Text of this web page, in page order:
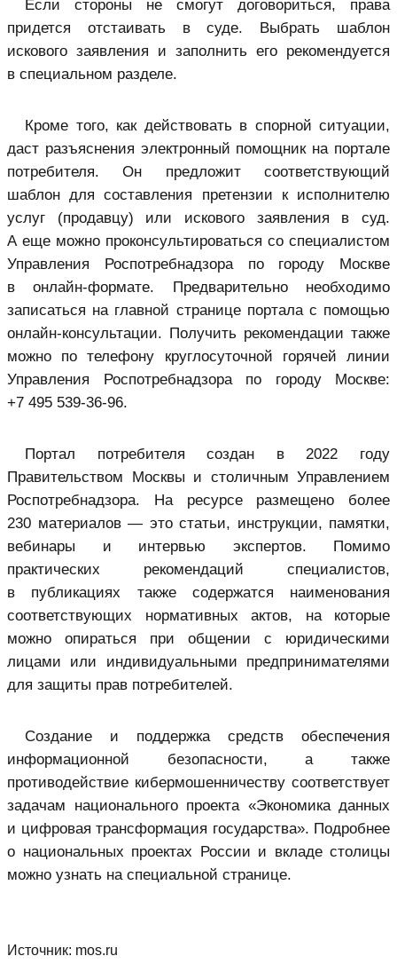
Если стороны не смогут договориться, права
придется отстаивать в суде. Выбрать шаблон
искового заявления и заполнить его рекомендуется
в специальном разделе.
Кроме того, как действовать в спорной ситуации,
даст разъяснения электронный помощник на портале
потребителя. Он предложит соответствующий
шаблон для составления претензии к исполнителю
услуг (продавцу) или искового заявления в суд.
А еще можно проконсультироваться со специалистом
Управления Роспотребнадзора по городу Москве
в онлайн-формате. Предварительно необходимо
записаться на главной странице портала с помощью
онлайн-консультации. Получить рекомендации также
можно по телефону круглосуточной горячей линии
Управления Роспотребнадзора по городу Москве:
+7 495 539⁠-36⁠-96.
Портал потребителя создан в 2022 году
Правительством Москвы и столичным Управлением
Роспотребнадзора. На ресурсе размещено более
230 материалов — это статьи, инструкции, памятки,
вебинары и интервью экспертов. Помимо
практических рекомендаций специалистов,
в публикациях также содержатся наименования
соответствующих нормативных актов, на которые
можно опираться при общении с юридическими
лицами или индивидуальными предпринимателями
для защиты прав потребителей.
Создание и поддержка средств обеспечения
информационной безопасности, а также
противодействие кибермошенничеству соответствует
задачам национального проекта «Экономика данных
и цифровая трансформация государства». Подробнее
о национальных проектах России и вкладе столицы
можно узнать на специальной странице.
Источник: mos.ru